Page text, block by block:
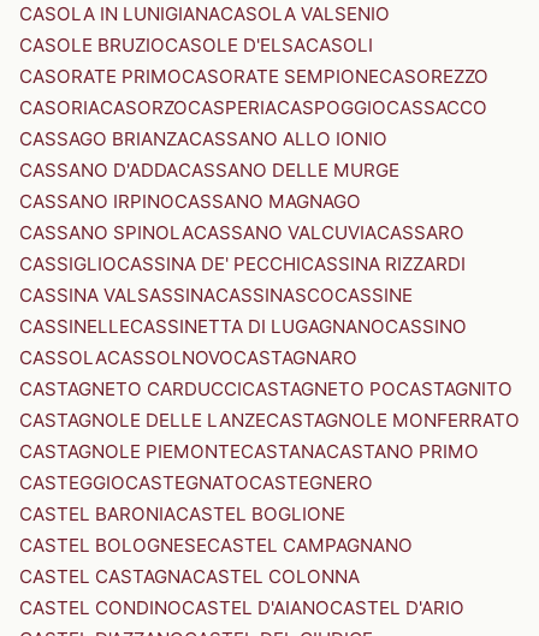
CASOLA IN LUNIGIANACASOLA VALSENIO
CASOLE BRUZIOCASOLE D'ELSACASOLI
CASORATE PRIMOCASORATE SEMPIONECASOREZZO
CASORIACASORZOCASPERIACASPOGGIOCASSACCO
CASSAGO BRIANZACASSANO ALLO IONIO
CASSANO D'ADDACASSANO DELLE MURGE
CASSANO IRPINOCASSANO MAGNAGO
CASSANO SPINOLACASSANO VALCUVIACASSARO
CASSIGLIOCASSINA DE' PECCHICASSINA RIZZARDI
CASSINA VALSASSINACASSINASCOCASSINE
CASSINELLECASSINETTA DI LUGAGNANOCASSINO
CASSOLACASSOLNOVOCASTAGNARO
CASTAGNETO CARDUCCICASTAGNETO POCASTAGNITO
CASTAGNOLE DELLE LANZECASTAGNOLE MONFERRATO
CASTAGNOLE PIEMONTECASTANACASTANO PRIMO
CASTEGGIOCASTEGNATOCASTEGNERO
CASTEL BARONIACASTEL BOGLIONE
CASTEL BOLOGNESECASTEL CAMPAGNANO
CASTEL CASTAGNACASTEL COLONNA
CASTEL CONDINOCASTEL D'AIANOCASTEL D'ARIO